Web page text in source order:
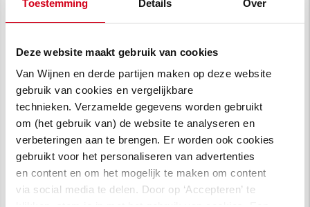
Toestemming Details Over
Deze website maakt gebruik van cookies
Van Wijnen en derde partijen maken op deze website
gebruik van cookies en vergelijkbare
technieken. Verzamelde gegevens worden gebruikt
om (het gebruik van) de website te analyseren en
verbeteringen aan te brengen. Er worden ook cookies
gebruikt voor het personaliseren van advertenties
en content en om het mogelijk te maken om content
via social media te delen. Door op ‘Accepteren’ te